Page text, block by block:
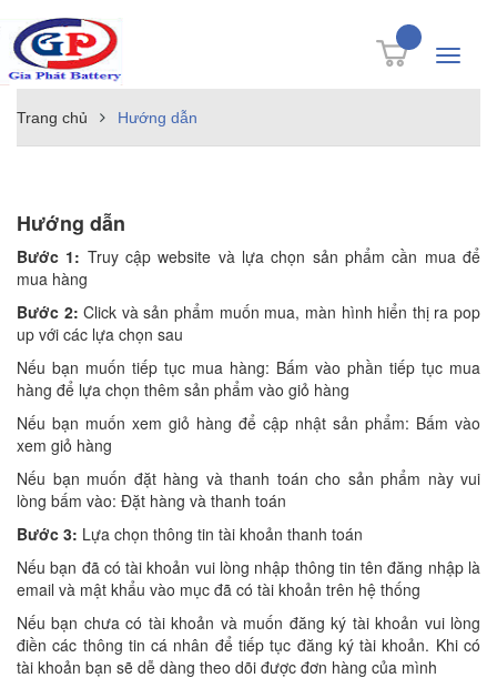
Toggle
Trang chủ Hướng dẫn
Hướng dẫn
Bước 1: Truy cập website và lựa chọn sản phẩm cần mua để
mua hàng
Bước 2: Click và sản phẩm muốn mua, màn hình hiển thị ra pop
up với các lựa chọn sau
Nếu bạn muốn tiếp tục mua hàng: Bấm vào phần tiếp tục mua
hàng để lựa chọn thêm sản phẩm vào giỏ hàng
Nếu bạn muốn xem giỏ hàng để cập nhật sản phẩm: Bấm vào
xem giỏ hàng
Nếu bạn muốn đặt hàng và thanh toán cho sản phẩm này vui
lòng bấm vào: Đặt hàng và thanh toán
Bước 3: Lựa chọn thông tin tài khoản thanh toán
Nếu bạn đã có tài khoản vui lòng nhập thông tin tên đăng nhập là
email và mật khẩu vào mục đã có tài khoản trên hệ thống
Nếu bạn chưa có tài khoản và muốn đăng ký tài khoản vui lòng
điền các thông tin cá nhân để tiếp tục đăng ký tài khoản. Khi có
tài khoản bạn sẽ dễ dàng theo dõi được đơn hàng của mình